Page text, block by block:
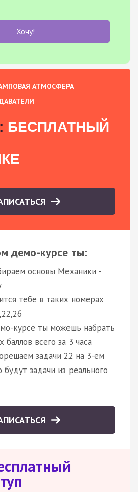
Хочу!
АТМОСФЕРА
БЕСПЛАТНЫЙ
демо-курсе ты:
основы Механики -
тебе в таких номерах
курсе ты можешь набрать
баллов всего за 3 часа
задачи 22 на 3-ем
будут задачи из реального